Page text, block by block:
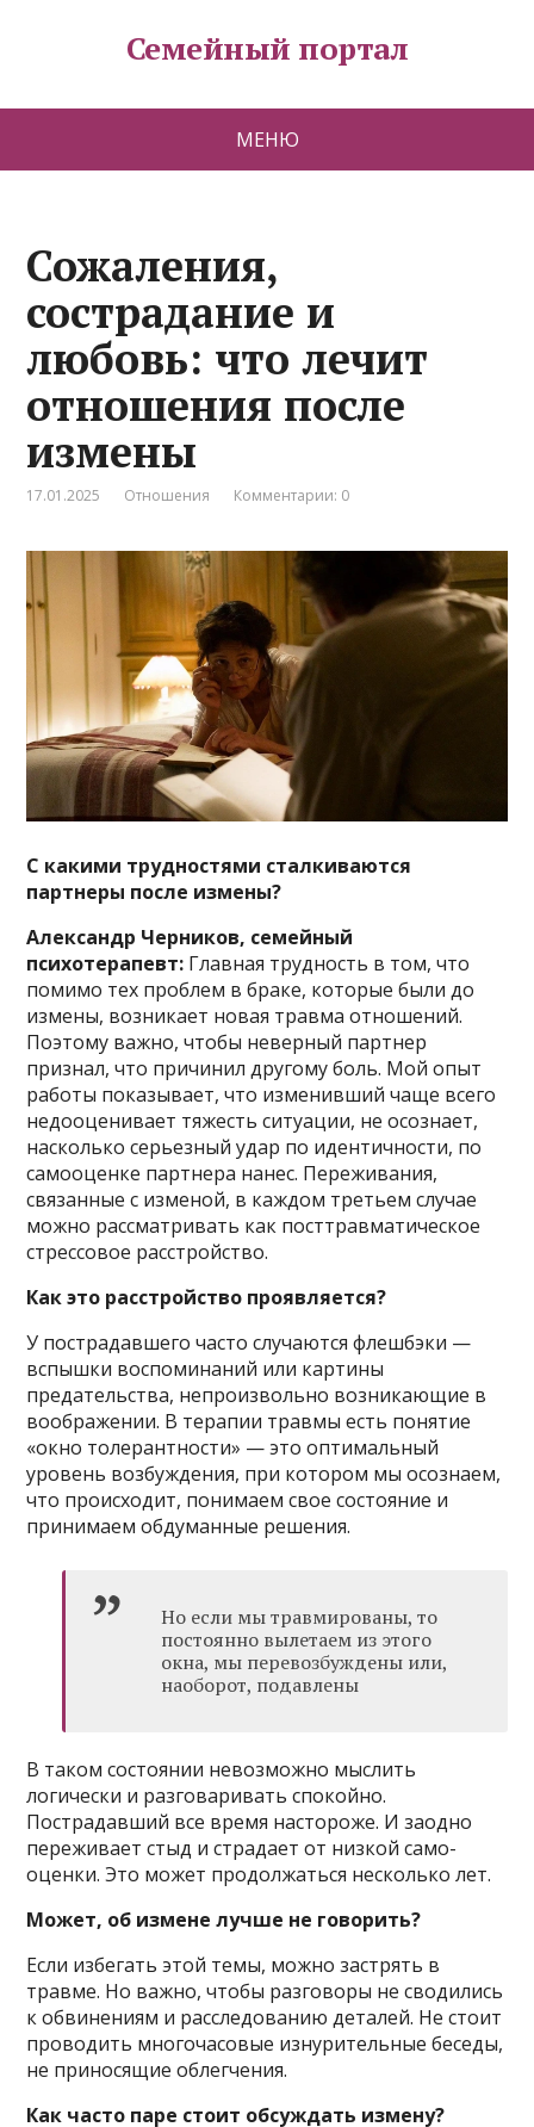
Семейный портал
МЕНЮ
Сожаления,
сострадание и
любовь: что лечит
отношения после
измены
17.01.2025 Отношения Комментарии: 0
С какими трудностями сталкиваются
партнеры после измены?
Александр Черников, семейный
психотерапевт: Главная трудность в том, что
помимо тех проблем в браке, которые были до
измены, возникает новая травма отношений.
Поэтому важно, чтобы неверный партнер
признал, что причинил другому боль. Мой опыт
работы показывает, что изменивший чаще всего
недооценивает тяжесть ситуации, не осознает,
насколько серьезный удар по идентичности, по
самооценке партнера нанес. Переживания,
связанные с изменой, в каждом третьем случае
можно рассматривать как пост­травматическое
стрессовое расстройство.
Как это расстройство проявляется?
У пострадавшего часто случаются флешбэки —
вспышки воспоминаний или картины
предательства, непроизвольно возникающие в
воображении. В терапии травмы есть понятие
«окно толерантности» — это оптимальный
уровень возбуждения, при котором мы осознаем,
что происходит, понимаем свое состояние и
принимаем обдуманные решения.
Но если мы травмированы, то
постоянно вылетаем из этого
окна, мы перевозбуждены или,
наоборот, подавлены
В таком состоянии невозможно мыслить
логически и разговаривать спокойно.
Пострадавший все время настороже. И заодно
переживает стыд и страдает от низкой само­
оценки. Это может продолжаться несколько лет.
Может, об измене лучше не говорить?
Если избегать этой темы, можно застрять в
травме. Но важно, чтобы разговоры не сводились
к обвинениям и расследованию деталей. Не стоит
проводить многочасовые изнурительные беседы,
не приносящие облегчения.
Как часто паре стоит обсуждать измену?